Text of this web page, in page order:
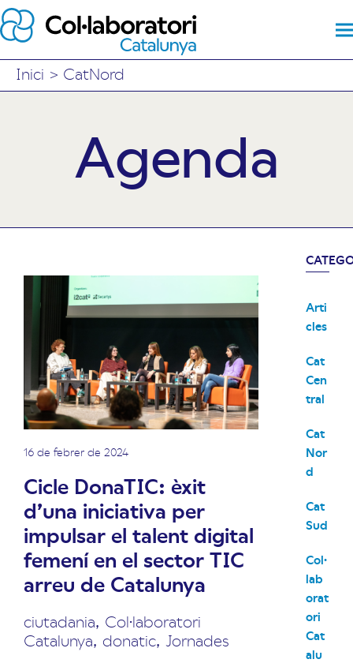
Inici > CatNord
Agenda
16 de febrer de 2024
Cicle DonaTIC: èxit
d’una iniciativa per
impulsar el talent digital
femení en el sector TIC
arreu de Catalunya
ciutadania, Col·laboratori
Catalunya, donatic, Jornades
Arti
cles
Cat
Cen
tral
Cat
Nor
d
Cat
Sud
Col·
lab
orat
ori
Cat
alu